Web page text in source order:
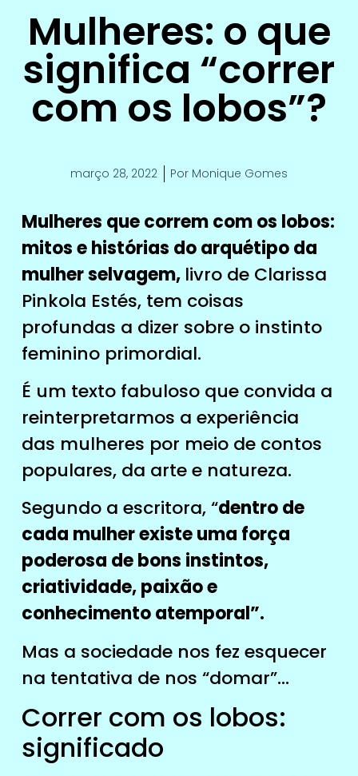
Mulheres: o que
significa “correr
com os lobos”?
março 28, 2022 Por Monique Gomes
Mulheres que correm com os lobos:
mitos e histórias do arquétipo da
mulher selvagem, livro de Clarissa
Pinkola Estés, tem coisas
profundas a dizer sobre o instinto
feminino primordial.
É um texto fabuloso que convida a
reinterpretarmos a experiência
das mulheres por meio de contos
populares, da arte e natureza.
Segundo a escritora, “dentro de
cada mulher existe uma força
poderosa de bons instintos,
criatividade, paixão e
conhecimento atemporal”.
Mas a sociedade nos fez esquecer
na tentativa de nos “domar”…
Correr com os lobos:
significado